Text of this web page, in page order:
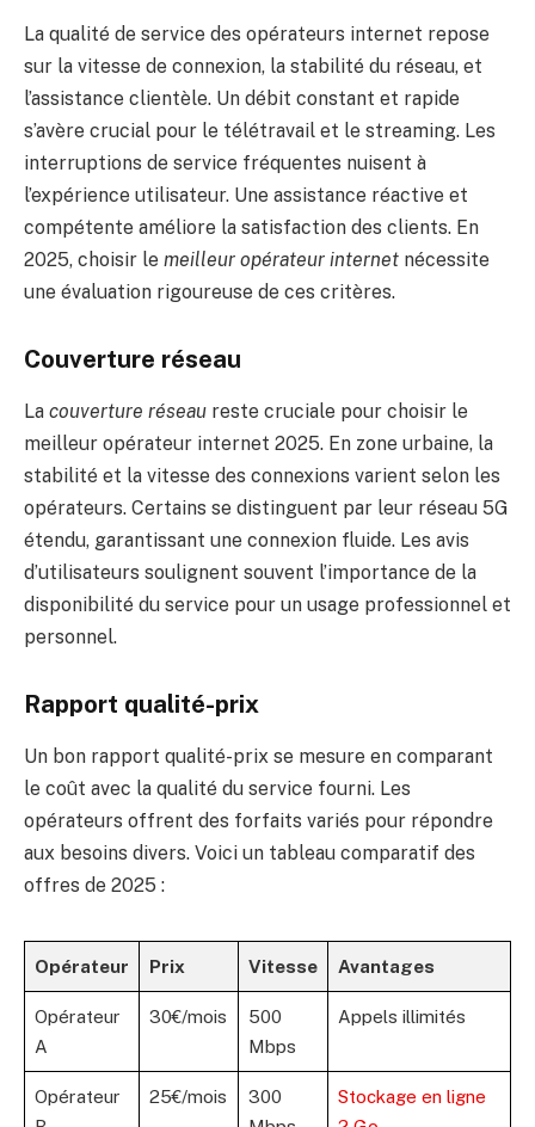
La qualité de service des opérateurs internet repose
sur la vitesse de connexion, la stabilité du réseau, et
l’assistance clientèle. Un débit constant et rapide
s’avère crucial pour le télétravail et le streaming. Les
interruptions de service fréquentes nuisent à
l’expérience utilisateur. Une assistance réactive et
compétente améliore la satisfaction des clients. En
2025, choisir le meilleur opérateur internet nécessite
une évaluation rigoureuse de ces critères.
Couverture réseau
La couverture réseau reste cruciale pour choisir le
meilleur opérateur internet 2025. En zone urbaine, la
stabilité et la vitesse des connexions varient selon les
opérateurs. Certains se distinguent par leur réseau 5G
étendu, garantissant une connexion fluide. Les avis
d’utilisateurs soulignent souvent l’importance de la
disponibilité du service pour un usage professionnel et
personnel.
Rapport qualité-prix
Un bon rapport qualité-prix se mesure en comparant
le coût avec la qualité du service fourni. Les
opérateurs offrent des forfaits variés pour répondre
aux besoins divers. Voici un tableau comparatif des
offres de 2025 :
Opérateur Prix Vitesse Avantages
Opérateur
A
30€/mois
500
Mbps
Appels illimités
Opérateur
25€/mois
300
Stockage en ligne